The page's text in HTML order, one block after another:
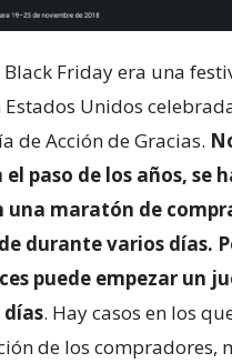
Black Friday era una
Unidos
de Acción de Gracias.
paso de los años, se
una maratón de
durante varios días.
puede empezar un
. Hay casos en los
de los compradores,